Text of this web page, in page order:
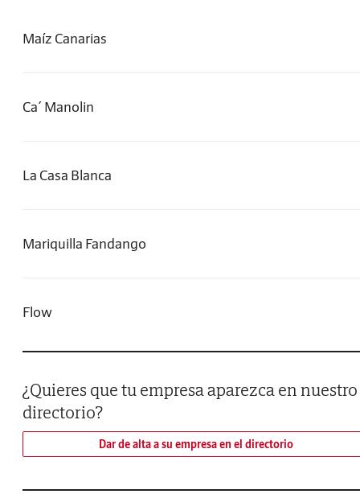
Maíz Canarias
Ca´ Manolin
La Casa Blanca
Mariquilla Fandango
Flow
¿Quieres que tu empresa aparezca en nuestro
directorio?
Dar de alta a su empresa en el directorio